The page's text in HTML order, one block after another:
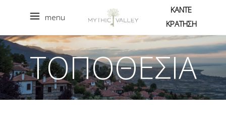
menu
ΚΑΝΤΕ
ΚΡΑΤΗΣΗ
ΤΟΠΟΘΕΣΙΑ